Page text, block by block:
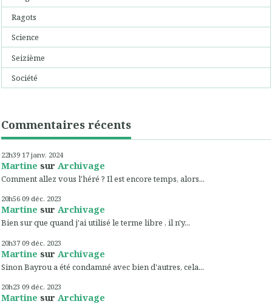
Ragots
Science
Seizième
Société
Commentaires récents
22h39 17 janv. 2024
Martine sur Archivage
Comment allez vous l'héré ? Il est encore temps, alors...
20h56 09 déc. 2023
Martine sur Archivage
Bien sur que quand j'ai utilisé le terme libre , il n'y...
20h37 09 déc. 2023
Martine sur Archivage
Sinon Bayrou a été condamné avec bien d'autres, cela...
20h23 09 déc. 2023
Martine sur Archivage